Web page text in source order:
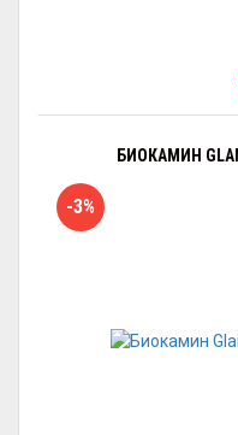
БИОКАМИН
-3%